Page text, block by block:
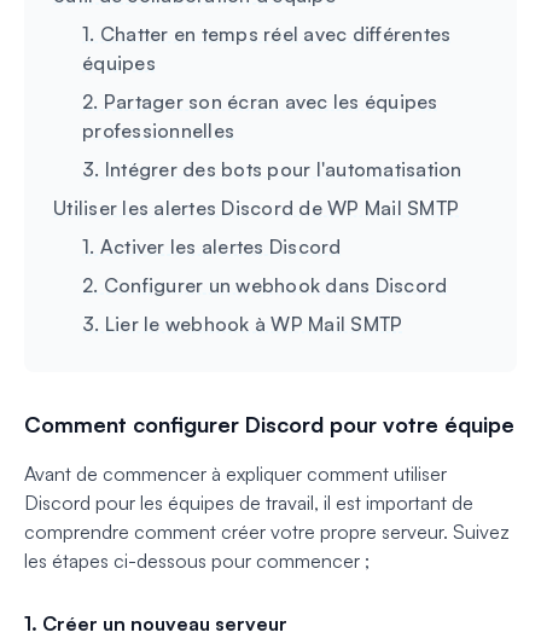
1. Chatter en temps réel avec différentes
équipes
2. Partager son écran avec les équipes
professionnelles
3. Intégrer des bots pour l'automatisation
Utiliser les alertes Discord de WP Mail SMTP
1. Activer les alertes Discord
2. Configurer un webhook dans Discord
3. Lier le webhook à WP Mail SMTP
Comment configurer Discord pour votre équipe
Avant de commencer à expliquer comment utiliser
Discord pour les équipes de travail, il est important de
comprendre comment créer votre propre serveur. Suivez
les étapes ci-dessous pour commencer ;
1. Créer un nouveau serveur